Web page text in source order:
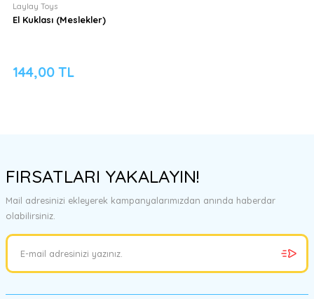
Laylay Toys
El Kuklası (Meslekler)
144,00 TL
FIRSATLARI YAKALAYIN!
Mail adresinizi ekleyerek kampanyalarımızdan anında haberdar
olabilirsiniz.